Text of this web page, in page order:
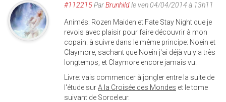
#112215ParBrunhildle ven 04/04/2014 à 13h11
Animés: Rozen Maiden et Fate Stay Night que je
revois avec plaisir pour faire découvrir à mon
copain. à suivre dans le même principe: Noein et
Claymore, sachant que Noein j'ai déjà vu y'a très
longtemps, et Claymore encore jamais vu.
Livre: vais commencer à jongler entre la suite de
l'étude surA la Croisée des Mondes et le tome
suivant de Sorceleur.